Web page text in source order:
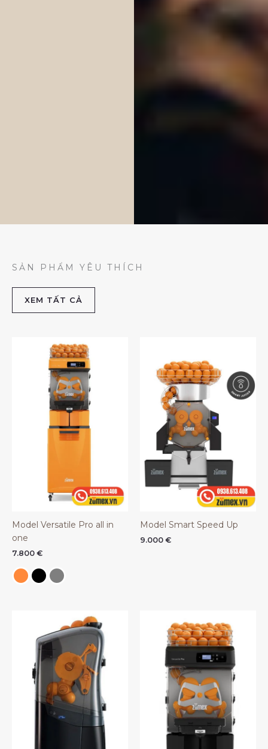
SẢN PHẨM YÊU THÍCH
XEM TẤT CẢ
Model Versatile Pro all in
one
7.800 €
Model Smart Speed Up
9.000 €